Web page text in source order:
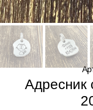
Адресник